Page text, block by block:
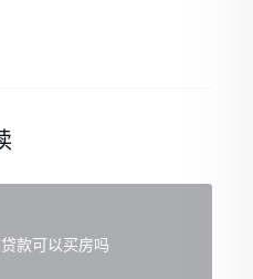
款可以买房吗